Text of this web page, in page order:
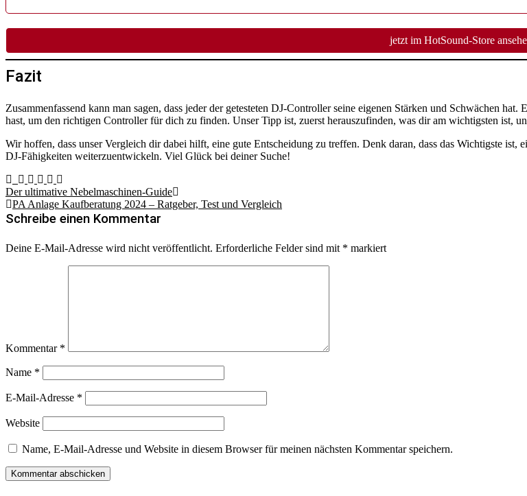
jetzt im HotSound-Store
Fazit
Zusammenfassend kann man sagen, dass jeder der getesteten DJ-Controller seine eigenen Stärken und Schwächen
hast, um den richtigen Controller für dich zu finden. Unser Tipp ist, zuerst herauszufinden, was dir am wichtigsten ist,
Wir hoffen, dass unser Vergleich dir dabei hilft, eine gute Entscheidung zu treffen. Denk daran, dass das Wichtigste
DJ-Fähigkeiten weiterzuentwickeln. Viel Glück bei deiner Suche!
Beitragsnavigation
Der ultimative Nebelmaschinen-Guide
PA Anlage Kaufberatung 2024 – Ratgeber, Test und Vergleich
Schreibe einen Kommentar
Deine E-Mail-Adresse wird nicht veröffentlicht. Erforderliche Felder sind mit * markiert
Kommentar *
Name *
E-Mail-Adresse *
Website
Name, E-Mail-Adresse und Website in diesem Browser für meinen nächsten Kommentar speichern.